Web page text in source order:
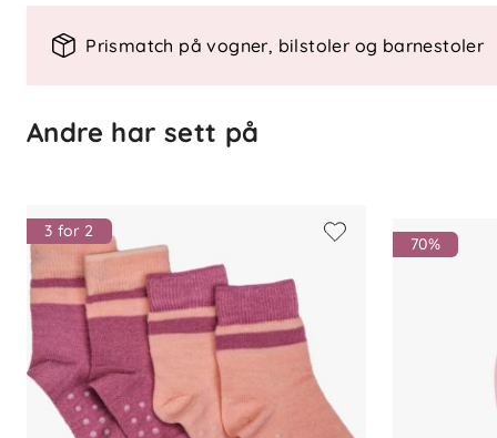
nødvendig. Dette forlenger levetiden
Prismatch på vogner, bilstoler og barnestoler
Andre har sett på
3 for 2
70%